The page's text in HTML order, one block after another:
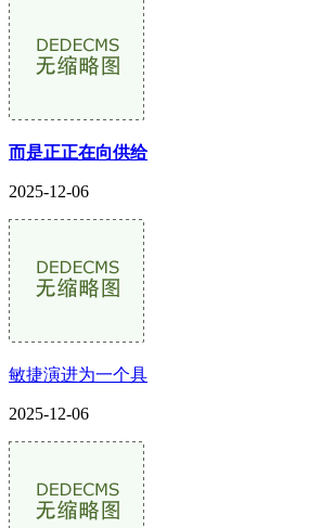
而是正正在向供给
2025-12-06
敏捷演进为一个具
2025-12-06